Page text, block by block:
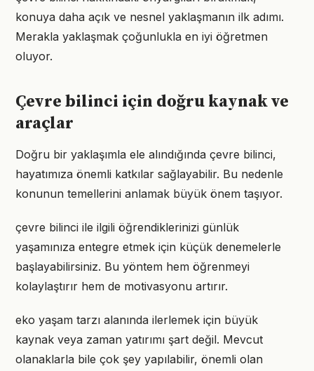
konuya daha açık ve nesnel yaklaşmanın ilk adımı.
Merakla yaklaşmak çoğunlukla en iyi öğretmen
oluyor.
Çevre bilinci için doğru kaynak ve
araçlar
Doğru bir yaklaşımla ele alındığında çevre bilinci,
hayatımıza önemli katkılar sağlayabilir. Bu nedenle
konunun temellerini anlamak büyük önem taşıyor.
çevre bilinci ile ilgili öğrendiklerinizi günlük
yaşamınıza entegre etmek için küçük denemelerle
başlayabilirsiniz. Bu yöntem hem öğrenmeyi
kolaylaştırır hem de motivasyonu artırır.
eko yaşam tarzı alanında ilerlemek için büyük
kaynak veya zaman yatırımı şart değil. Mevcut
olanaklarla bile çok şey yapılabilir, önemli olan